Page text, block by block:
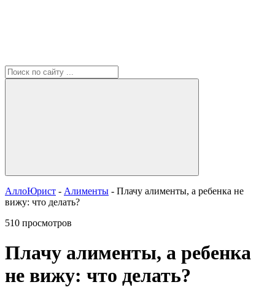
АллоЮрист - Алименты - Плачу алименты, а ребенка не
вижу: что делать?
510 просмотров
Плачу алименты, а ребенка
не вижу: что делать?